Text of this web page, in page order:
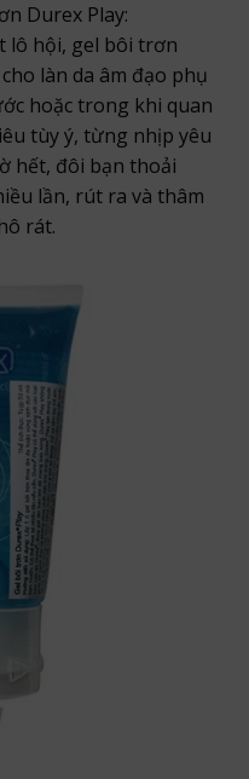
Durex Play:
lô hội, gel bôi trơn
làn da âm đạo phụ
hoặc trong khi quan
tùy ý, từng nhịp yêu
hết, đôi bạn thoải
lần, rút ra và thâm
rát.